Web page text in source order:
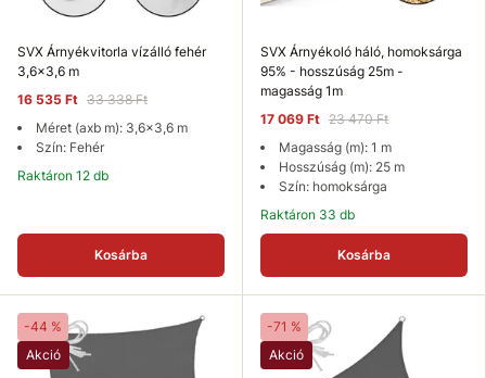
SVX Árnyékvitorla vízálló fehér
3,6x3,6 m
16 535 Ft 33 338 Ft
Méret (axb m): 3,6x3,6 m
Szín: Fehér
Raktáron 12 db
Kosárba
SVX Árnyékoló háló, homoksárga
95% - hosszúság 25m -
magasság 1m
17 069 Ft 23 470 Ft
Magasság (m): 1 m
Hosszúság (m): 25 m
Szín: homoksárga
Raktáron 33 db
Kosárba
-44 %
Akció
-71 %
Akció